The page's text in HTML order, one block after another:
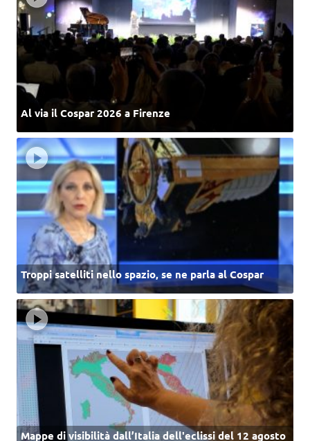
Al via il Cospar 2026 a Firenze
Troppi satelliti nello spazio, se ne parla al Cospar
Mappe di visibilità dall’Italia dell'eclissi del 12 agosto